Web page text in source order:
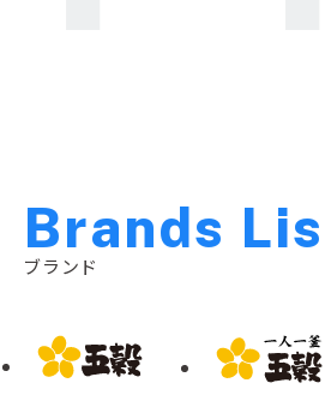
Brands Lis
ブランド